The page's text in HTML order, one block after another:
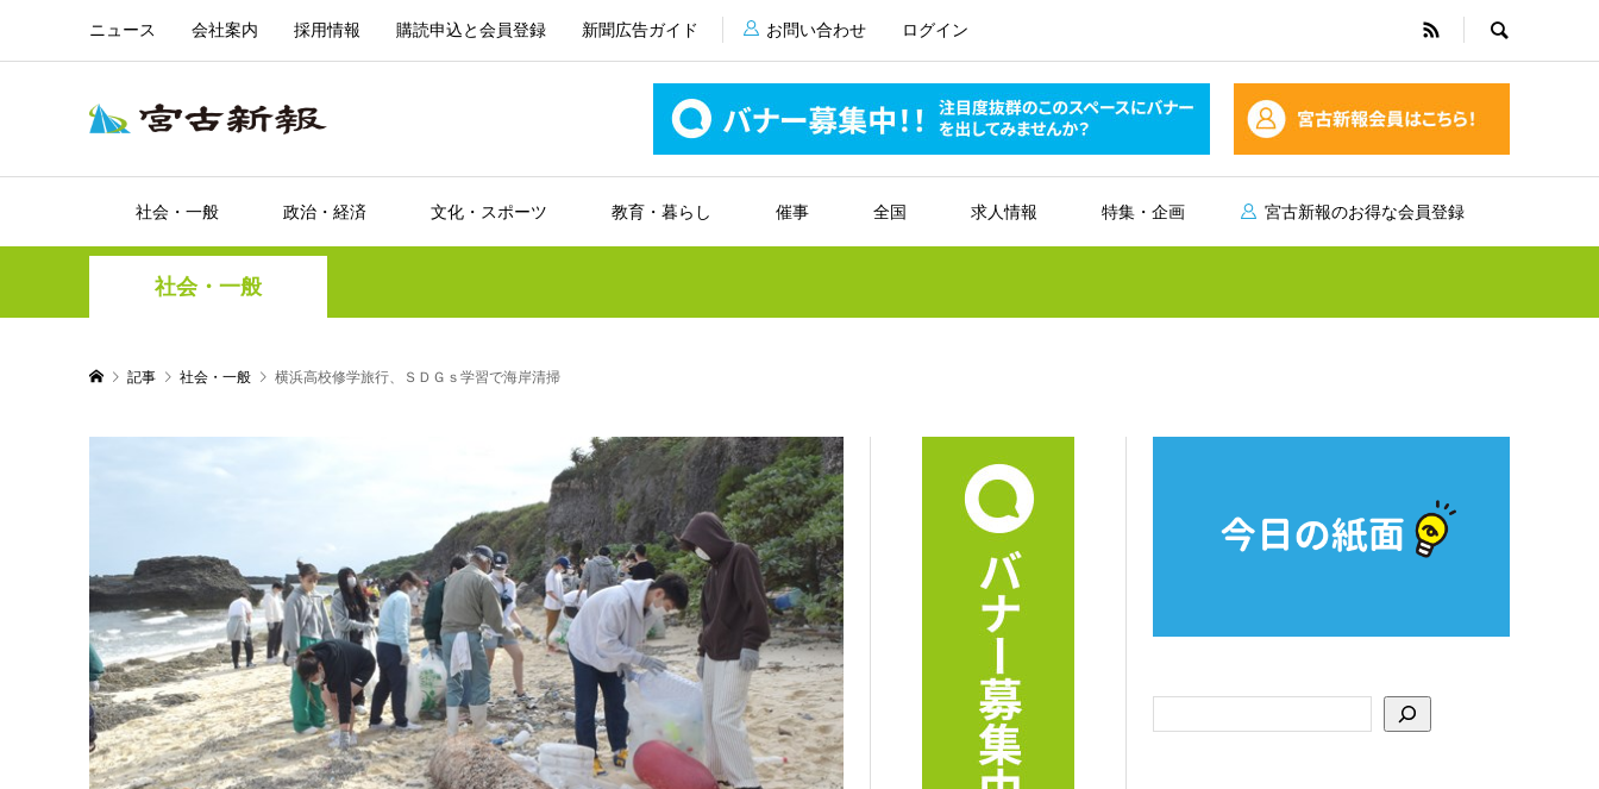
ニュース 会社案内 採用情報 購読申込と会員登録 新聞広告ガイド お問い合わせ ログイン
社会・一般 政治・経済 文化・スポーツ 教育・暮らし 催事 全国 求人情報 特集・企画 宮古新報のお得な会員登録
社会・一般
記事 社会・一般 横浜高校修学旅行、ＳＤＧｓ学習で海岸清掃